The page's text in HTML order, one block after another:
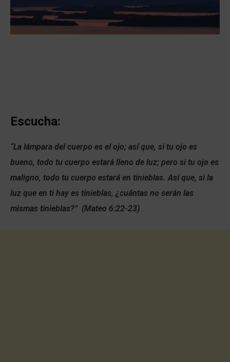
Escucha:
“La lámpara del cuerpo es el ojo; así que, si tu ojo es
bueno, todo tu cuerpo estará lleno de luz; pero si tu ojo es
maligno, todo tu cuerpo estará en tinieblas. Así que, si la
luz que en ti hay es tinieblas, ¿cuántas no serán las
mismas tinieblas?” (Mateo 6:22-23)